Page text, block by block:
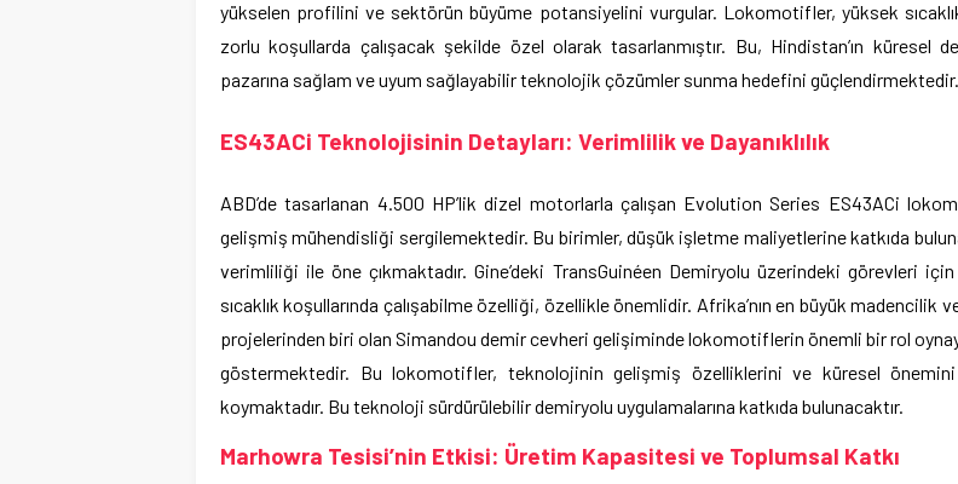
yükselen profilini ve sektörün büyüme potansiyelini vurgular. Lokomotifler, yüksek
zorlu koşullarda çalışacak şekilde özel olarak tasarlanmıştır. Bu, Hindistan’ın küresel
pazarına sağlam ve uyum sağlayabilir teknolojik çözümler sunma hedefini güçlendirmektedir.
ES43ACi Teknolojisinin Detayları: Verimlilik ve Dayanıklılık
ABD’de tasarlanan 4.500 HP’lik dizel motorlarla çalışan Evolution Series ES43ACi
gelişmiş mühendisliği sergilemektedir. Bu birimler, düşük işletme maliyetlerine katkıda
verimliliği ile öne çıkmaktadır. Gine’deki TransGuinéen Demiryolu üzerindeki görevleri
sıcaklık koşullarında çalışabilme özelliği, özellikle önemlidir. Afrika’nın en büyük madencilik
projelerinden biri olan Simandou demir cevheri gelişiminde lokomotiflerin önemli bir rol
göstermektedir. Bu lokomotifler, teknolojinin gelişmiş özelliklerini ve küresel
koymaktadır. Bu teknoloji sürdürülebilir demiryolu uygulamalarına katkıda bulunacaktır.
Marhowra Tesisi’nin Etkisi: Üretim Kapasitesi ve Toplumsal Katkı